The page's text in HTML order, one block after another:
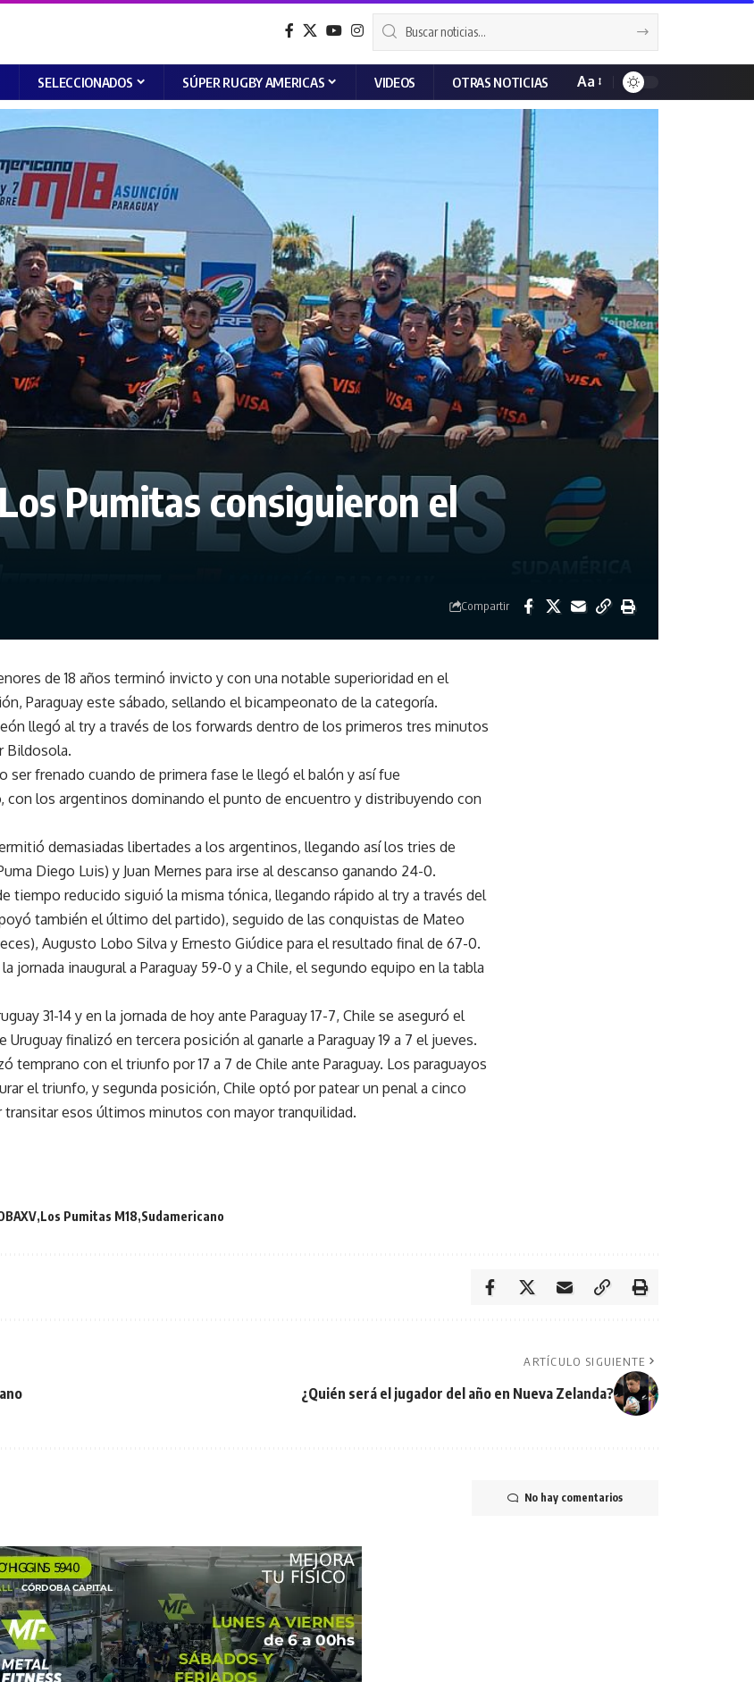
SELECCIONADOS SÚPER RUGBY AMERICAS VIDEOS OTRAS NOTICIAS Aa
Pumitas consiguieron el
Compartir
de 18 años terminó invicto y con una notable superioridad en el
Paraguay este sábado, sellando el bicampeonato de la categoría.
llegó al try a través de los forwards dentro de los primeros tres minutos
Bildosola.
ser frenado cuando de primera fase le llegó el balón y así fue
con los argentinos dominando el punto de encuentro y distribuyendo con
demasiadas libertades a los argentinos, llegando así los tries de
Diego Luis) y Juan Mernes para irse al descanso ganando 24-0.
tiempo reducido siguió la misma tónica, llegando rápido al try a través del
también el último del partido), seguido de las conquistas de Mateo
Augusto Lobo Silva y Ernesto Giúdice para el resultado final de 67-0.
jornada inaugural a Paraguay 59-0 y a Chile, el segundo equipo en la tabla
31-14 y en la jornada de hoy ante Paraguay 17-7, Chile se aseguró el
finalizó en tercera posición al ganarle a Paraguay 19 a 7 el jueves.
temprano con el triunfo por 17 a 7 de Chile ante Paraguay. Los paraguayos
el triunfo, y segunda posición, Chile optó por patear un penal a cinco
transitar esos últimos minutos con mayor tranquilidad.
Los Pumitas M18 Sudamericano
ARTÍCULO SIGUIENTE
¿Quién será el jugador del año en Nueva Zelanda?
No hay comentarios